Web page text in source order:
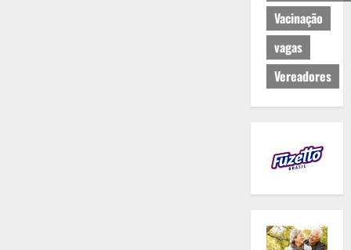
Vacinação
vagas
Vereadores